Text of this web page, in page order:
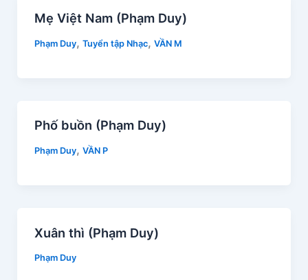
Mẹ Việt Nam (Phạm Duy)
Phạm Duy, Tuyển tập Nhạc, VẦN M
Phố buồn (Phạm Duy)
Phạm Duy, VẦN P
Xuân thì (Phạm Duy)
Phạm Duy